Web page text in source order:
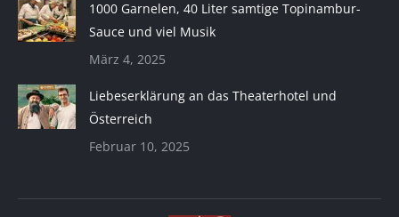
1000 Garnelen, 40 Liter samtige Topinambur-
Sauce und viel Musik
März 4, 2025
Liebeserklärung an das Theaterhotel und
Österreich
Februar 10, 2025